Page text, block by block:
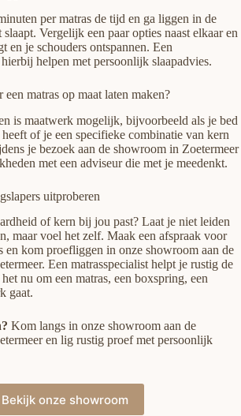
per matras de tijd en ga liggen in de
Vergelijk een paar opties naast elkaar en
en je schouders ontspannen. Een
helpen met persoonlijk slaapadvies.
matras op maat laten maken?
is maatwerk mogelijk, bijvoorbeeld als je bed
of je een specifieke combinatie van kern
je bezoek aan de showroom in Zoetermeer
met een adviseur die met je meedenkt.
uitproberen
of kern bij jou past? Laat je niet leiden
maar voel het zelf. Maak een afspraak voor
en kom proefliggen in onze showroom aan de
Een matrasspecialist helpt je rustig de
nu om een matras, een boxspring, een
gaat.
Kom langs in onze showroom aan de
en lig rustig proef met persoonlijk
Bekijk onze showroom